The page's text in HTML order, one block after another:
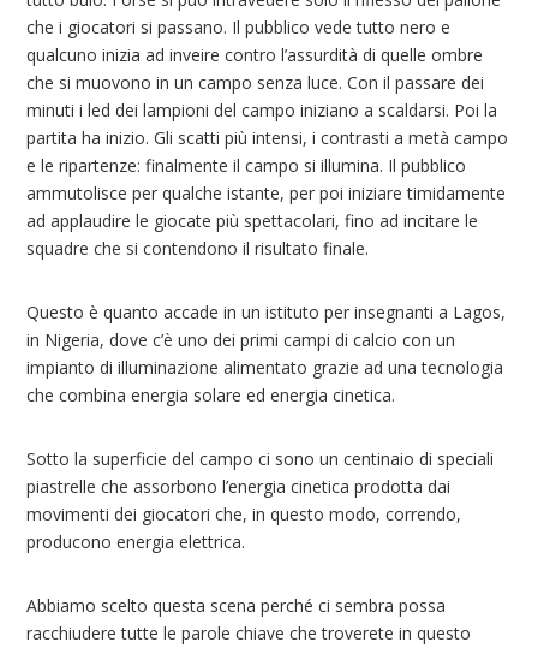
che i giocatori si passano. Il pubblico vede tutto nero e
qualcuno inizia ad inveire contro l’assurdità di quelle ombre
che si muovono in un campo senza luce. Con il passare dei
minuti i led dei lampioni del campo iniziano a scaldarsi. Poi la
partita ha inizio. Gli scatti più intensi, i contrasti a metà campo
e le ripartenze: finalmente il campo si illumina. Il pubblico
ammutolisce per qualche istante, per poi iniziare timidamente
ad applaudire le giocate più spettacolari, fino ad incitare le
squadre che si contendono il risultato finale.
Questo è quanto accade in un istituto per insegnanti a Lagos,
in Nigeria, dove c’è uno dei primi campi di calcio con un
impianto di illuminazione alimentato grazie ad una tecnologia
che combina energia solare ed energia cinetica.
Sotto la superficie del campo ci sono un centinaio di speciali
piastrelle che assorbono l’energia cinetica prodotta dai
movimenti dei giocatori che, in questo modo, correndo,
producono energia elettrica.
Abbiamo scelto questa scena perché ci sembra possa
racchiudere tutte le parole chiave che troverete in questo